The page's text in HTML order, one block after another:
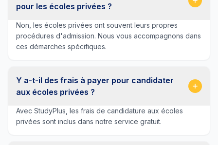
pour les écoles privées ?
Non, les écoles privées ont souvent leurs propres
procédures d'admission. Nous vous accompagnons dans
ces démarches spécifiques.
Y a-t-il des frais à payer pour candidater
aux écoles privées ?
Avec StudyPlus, les frais de candidature aux écoles
privées sont inclus dans notre service gratuit.